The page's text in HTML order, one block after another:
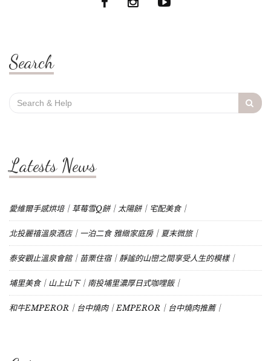
Search
Search
for:
Latests News
愛維爾手感烘培｜草莓雪Q餅｜太陽餅｜宅配美食｜
北投麗禧溫泉酒店｜一泊二食 雅緻家庭房｜夏末微旅｜
泰安觀止溫泉會館｜苗栗住宿｜靜謐的山巒之間享受人生的模樣｜
埔里美食｜山上山下｜南投埔里濃厚日式咖哩飯｜
和牛EMPEROR｜台中燒肉｜EMPEROR｜台中燒肉推薦｜